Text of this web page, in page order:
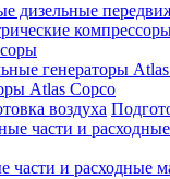
дизельные
Atlas Copco
части и расходные